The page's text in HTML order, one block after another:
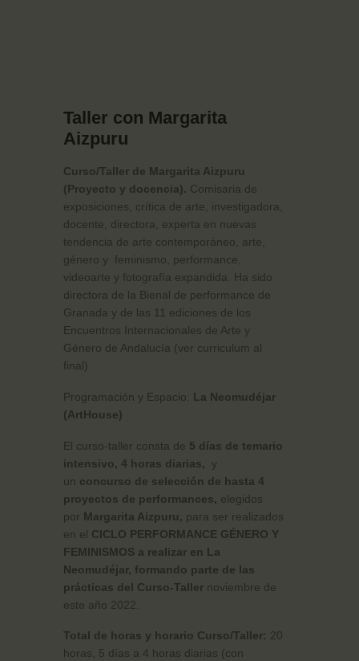
Taller con Margarita
Aizpuru
Curso/Taller de Margarita Aizpuru
(Proyecto y docencia). Comisaria de
exposiciones, crítica de arte, investigadora,
docente, directora, experta en nuevas
tendencia de arte contemporáneo, arte,
género y feminismo, performance,
videoarte y fotografía expandida. Ha sido
directora de la Bienal de performance de
Granada y de las 11 ediciones de los
Encuentros Internacionales de Arte y
Género de Andalucía (ver curriculum al
final)
Programación y Espacio:
La Neomudéjar
(ArtHouse)
El curso-taller consta de 5 días de temario
intensivo, 4 horas diarias, y
un concurso de selección de hasta 4
proyectos de performances, elegidos
por Margarita Aizpuru, para ser realizados
en el CICLO PERFORMANCE GÉNERO Y
FEMINISMOS a realizar en La
Neomudéjar, formando parte de las
prácticas del Curso-Taller noviembre de
este año 2022.
Total de horas y horario Curso/Taller: 20
horas, 5 días a 4 horas diarias (con